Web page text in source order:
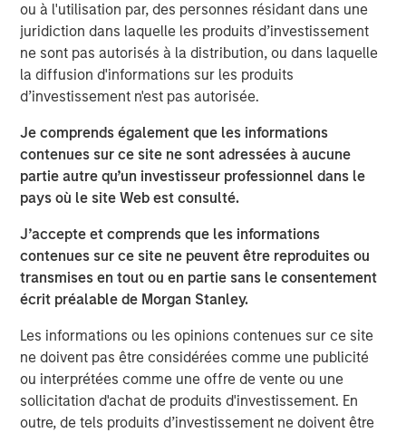
ou à l'utilisation par, des personnes résidant dans une
juridiction dans laquelle les produits d’investissement
ne sont pas autorisés à la distribution, ou dans laquelle
la diffusion d'informations sur les produits
d’investissement n'est pas autorisée.
Je comprends également que les informations
contenues sur ce site ne sont adressées à aucune
partie autre qu’un investisseur professionnel dans le
pays où le site Web est consulté.
J’accepte et comprends que les informations
contenues sur ce site ne peuvent être reproduites ou
transmises en tout ou en partie sans le consentement
écrit préalable de Morgan Stanley.
Les informations ou les opinions contenues sur ce site
ne doivent pas être considérées comme une publicité
ou interprétées comme une offre de vente ou une
sollicitation d'achat de produits d'investissement. En
outre, de tels produits d’investissement ne doivent être
The Emerging Markets Equity team combines deep
expertise and local presence in global markets with an
integrated top-down and bottom-up investment approach
to invest in core and growth-oriented portfolios across
non-U.S. markets.
Idées liées
BIG PICTURE
Video: Ten Investment Truths About Artificial
Intelligence
BIG PICTURE
Big Picture - Artificial Intelligence: Ten
Investment Truths
TALES FROM THE EMERGING WORLD